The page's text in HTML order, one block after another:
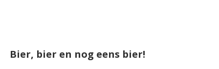
Bier, bier en nog eens bier!